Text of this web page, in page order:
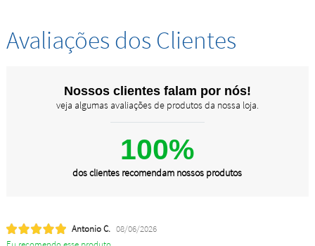
Avaliações dos Clientes
Nossos clientes falam por nós!
veja algumas avaliações de produtos da nossa loja.
100%
dos clientes recomendam nossos produtos
Antonio C. 08/06/2026